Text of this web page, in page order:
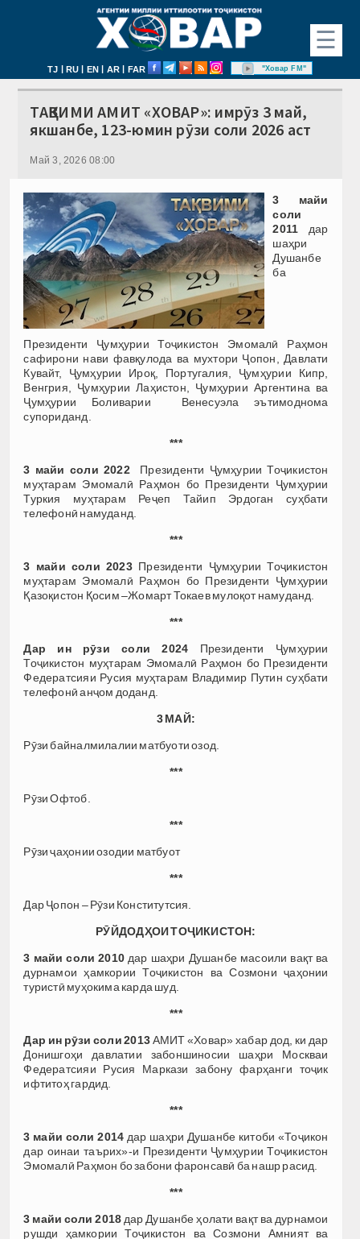
☰
TJ | RU | EN | AR | FAR "Ховар FM"
ТАҚВИМИ АМИТ «ХОВАР»: имрӯз 3 май,
якшанбе, 123-юмин рӯзи соли 2026 аст
Май 3, 2026 08:00
3 майи
соли
2011 дар
шаҳри
Душанбе
ба
Президенти Ҷумҳурии Тоҷикистон Эмомалӣ Раҳмон
сафирони нави фавқулода ва мухтори Ҷопон, Давлати
Кувайт, Ҷумҳурии Ироқ, Португалия, Ҷумҳурии Кипр,
Венгрия, Ҷумҳурии Лаҳистон, Ҷумҳурии Аргентина ва
Ҷумҳурии Боливарии Венесуэла эътимоднома
супориданд.
***
3 майи соли 2022Президенти Ҷумҳурии Тоҷикистон
муҳтарам Эмомалӣ Раҳмон бо Президенти Ҷумҳурии
Туркия муҳтарам Реҷеп Тайип Эрдоган суҳбати
телефонӣ намуданд.
***
3 майи соли 2023Президенти Ҷумҳурии Тоҷикистон
муҳтарам Эмомалӣ Раҳмон бо Президенти Ҷумҳурии
Қазоқистон Қосим –Жомарт Токаев мулоқот намуданд.
***
Дар ин рӯзи соли 2024 Президенти Ҷумҳурии
Тоҷикистон муҳтарам Эмомалӣ Раҳмон бо Президенти
Федератсияи Русия муҳтарам Владимир Путин суҳбати
телефонӣ анҷом доданд.
3 МАЙ:
Рӯзи байналмилалии матбуоти озод.
***
Рӯзи Офтоб.
***
Рӯзи ҷаҳонии озодии матбуот
***
Дар Ҷопон – Рӯзи Конститутсия.
РӮЙДОДҲОИ ТОҶИКИСТОН:
3 майи соли 2010 дар шаҳри Душанбе масоили вақт ва
дурнамои ҳамкории Тоҷикистон ва Созмони ҷаҳонии
туристӣ муҳокима карда шуд.
***
Дар ин рӯзи соли 2013АМИТ «Ховар» хабар дод, ки дар
Донишгоҳи давлатии забоншиносии шаҳри Москваи
Федератсияи Русия Маркази забону фарҳанги тоҷик
ифтитоҳ гардид.
***
3 майи соли 2014 дар шаҳри Душанбе китоби «Тоҷикон
дар оинаи таърих»-и Президенти Ҷумҳурии Тоҷикистон
Эмомалӣ Раҳмон бо забони фаронсавӣ ба нашр расид.
***
3 майи соли 2018 дар Душанбе ҳолати вақт ва дурнамои
рушди ҳамкории Тоҷикистон ва Созмони Амният ва